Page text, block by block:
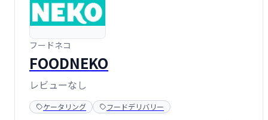
フードネコ
FOODNEKO
レビューなし
ケータリング フードデリバリー